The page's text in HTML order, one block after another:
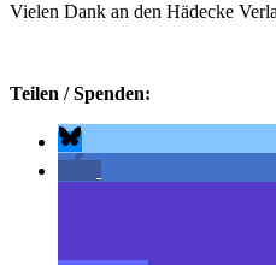
Vielen Dank an den Hädecke
Teilen / Spenden: